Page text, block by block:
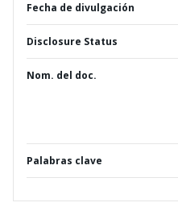
Fecha de divulgación
Disclosure Status
Nom. del doc.
Palabras clave